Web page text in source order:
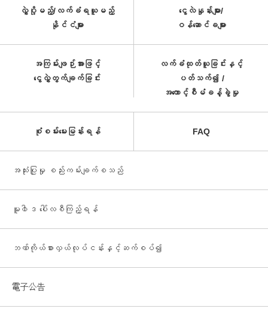
လွှဲပို့မည့်/လက်ခံရယူမည့်
နိုင်ငံများ
ငွေလဲနှုန်းများ/
ဝန်ဆောင်ခများ
အကြမ်းဖျဉ်းအားဖြင့်
ငွေလွှဲတွက်ချက်ခြင်း
လက်ခံထုတ်ယူခြင်းနှင့်
ပတ်သက်၍ /
အကောင့်စီမံခန့်ခွဲမှု
စုံစမ်းမေးမြန်းရန် FAQ
အသုံးပြုမှု စည်းကမ်းချက်စသည်
မူ၀ါဒ ပေါ်လစီကြည့်ရန်
ဘဏ်ကိုယ်စားလှယ်လုပ်ငန်းနှင့်ဆက်စပ်၍
電子公告